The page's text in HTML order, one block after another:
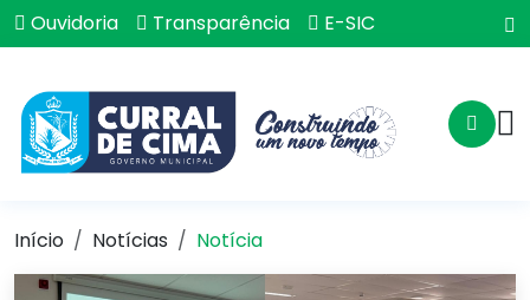
Ouvidoria Transparência E-SIC
Início Notícias Notícia